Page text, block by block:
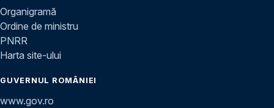
Organigramă
Ordine de ministru
PNRR
Harta site-ului
GUVERNUL ROMÂNIEI
www.gov.ro